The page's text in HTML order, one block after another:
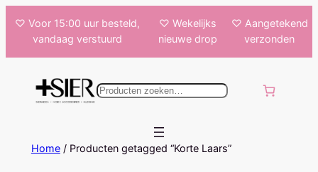
♡ Voor 15:00 uur besteld,
vandaag verstuurd
♡ Wekelijks
nieuwe drop
♡ Aangetekend
verzonden
k
Home/ Producten getagged “Korte Laars”